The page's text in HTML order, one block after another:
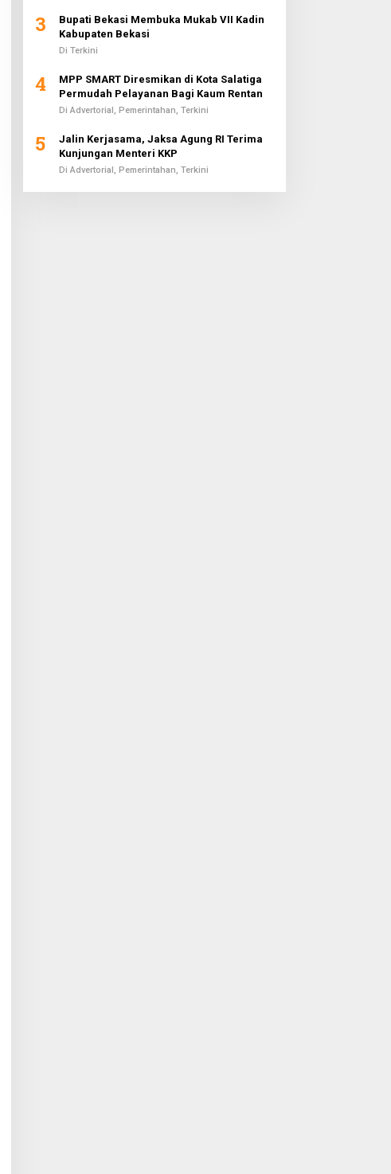
3
Bupati Bekasi Membuka Mukab VII Kadin
Kabupaten Bekasi
Di Terkini
4
MPP SMART Diresmikan di Kota Salatiga
Permudah Pelayanan Bagi Kaum Rentan
Di Advertorial, Pemerintahan, Terkini
5
Jalin Kerjasama, Jaksa Agung RI Terima
Kunjungan Menteri KKP
Di Advertorial, Pemerintahan, Terkini